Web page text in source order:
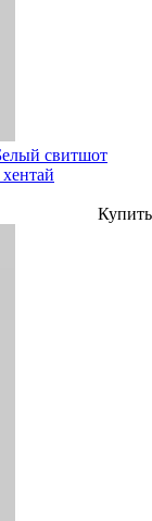
свитшот
Купить